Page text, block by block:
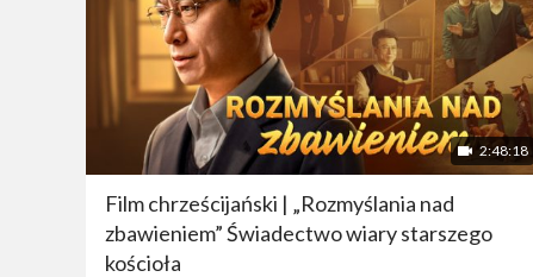
2:48:18
Film chrześcijański | „Rozmyślania nad
zbawieniem” Świadectwo wiary starszego
kościoła